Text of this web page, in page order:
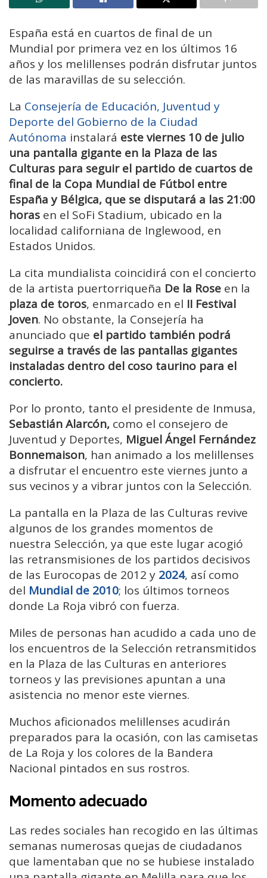
España está en cuartos de final de un
Mundial por primera vez en los últimos 16
años y los melillenses podrán disfrutar juntos
de las maravillas de su selección.
La Consejería de Educación, Juventud y
Deporte del Gobierno de la Ciudad
Autónoma instalará este viernes 10 de julio
una pantalla gigante en la Plaza de las
Culturas para seguir el partido de cuartos de
final de la Copa Mundial de Fútbol entre
España y Bélgica, que se disputará a las 21:00
horas en el SoFi Stadium, ubicado en la
localidad californiana de Inglewood, en
Estados Unidos.
La cita mundialista coincidirá con el concierto
de la artista puertorriqueña De la Rose en la
plaza de toros, enmarcado en el II Festival
Joven. No obstante, la Consejería ha
anunciado que el partido también podrá
seguirse a través de las pantallas gigantes
instaladas dentro del coso taurino para el
concierto.
Por lo pronto, tanto el presidente de Inmusa,
Sebastián Alarcón, como el consejero de
Juventud y Deportes, Miguel Ángel Fernández
Bonnemaison, han animado a los melillenses
a disfrutar el encuentro este viernes junto a
sus vecinos y a vibrar juntos con la Selección.
La pantalla en la Plaza de las Culturas revive
algunos de los grandes momentos de
nuestra Selección, ya que este lugar acogió
las retransmisiones de los partidos decisivos
de las Eurocopas de 2012 y 2024, así como
del Mundial de 2010; los últimos torneos
donde La Roja vibró con fuerza.
Miles de personas han acudido a cada uno de
los encuentros de la Selección retransmitidos
en la Plaza de las Culturas en anteriores
torneos y las previsiones apuntan a una
asistencia no menor este viernes.
Muchos aficionados melillenses acudirán
preparados para la ocasión, con las camisetas
de La Roja y los colores de la Bandera
Nacional pintados en sus rostros.
Momento adecuado
Las redes sociales han recogido en las últimas
semanas numerosas quejas de ciudadanos
que lamentaban que no se hubiese instalado